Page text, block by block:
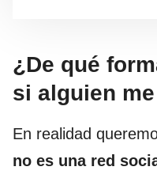
¿De qué
si alguien
En realidad
no es una red